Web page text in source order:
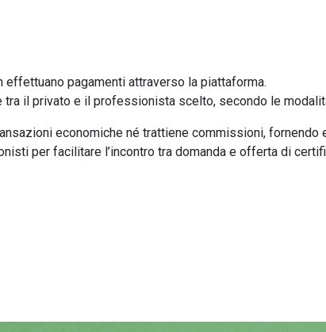
effettuano pagamenti attraverso la piattaforma.
tra il privato e il professionista scelto, secondo le
economiche né trattiene commissioni,
per facilitare l’incontro tra domanda e offerta di